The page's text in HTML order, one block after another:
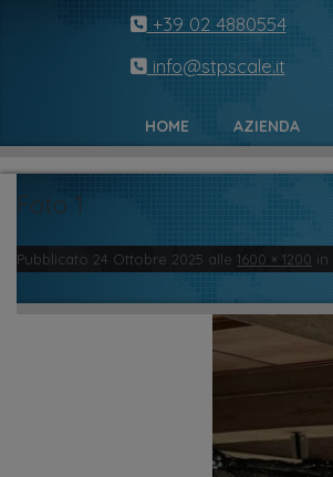
+39 02 4880554
info@stpscale.it
HOME AZIENDA
Foto 1
Pubblicato 24 Ottobre 2025 alle 1600 × 1200 in